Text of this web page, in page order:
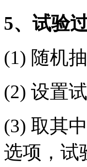
5、试验
(1) 随机
(2) 设置
(3) 取其
选项，试